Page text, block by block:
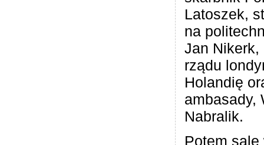
Latoszek,
na
Jan Nikerk,
rządu
Holandię
ambasady,
Nabralik.
Potem salę